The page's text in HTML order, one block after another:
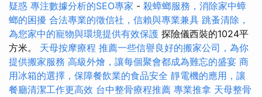
疑惑 專注數據分析的SEO專家 - 殺蟑螂服務，消除家中蟑
螂的困擾 合法專業的徵信社，信賴與專業兼具 跳蚤清除，
為您家中的寵物與環境提供有效保護 探險儀西裝的1024平
方米。 天母按摩療程 推薦一些信譽良好的搬家公司，為你
提供搬家服務 高級外燴，讓每個聚會都成為難忘的盛宴 商
用冰箱的選擇，保障餐飲業的食品安全 靜電機的應用，讓
餐廳清潔工作更高效 台中整骨療程推薦 專業推拿 天母整骨